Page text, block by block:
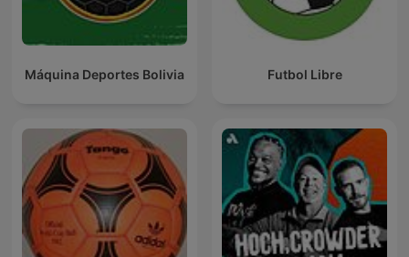
Máquina Deportes Bolivia Futbol Libre